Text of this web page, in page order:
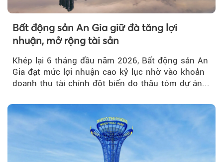
Bất động sản An Gia giữ đà tăng lợi
nhuận, mở rộng tài sản
Khép lại 6 tháng đầu năm 2026, Bất động sản An
Gia đạt mức lợi nhuận cao kỷ lục nhờ vào khoản
doanh thu tài chính đột biến do thâu tóm dự án...